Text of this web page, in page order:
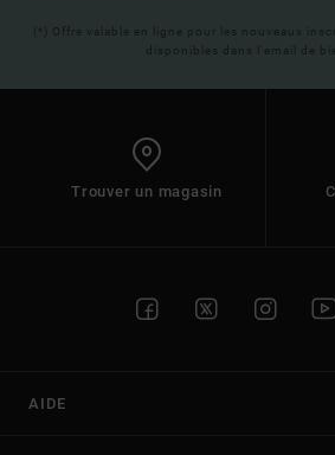
(*) Offre valable en ligne pour les nouveaux
disponibles dans l'email de
Trouver un magasin
AIDE